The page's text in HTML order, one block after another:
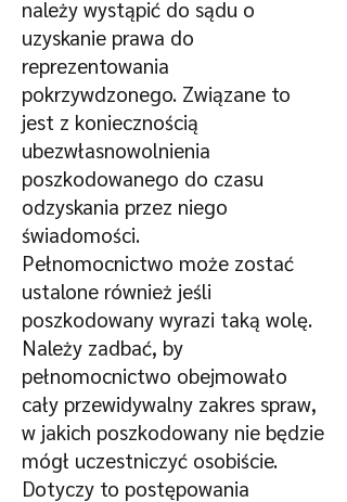
należy wystąpić do sądu o
uzyskanie prawa do
reprezentowania
pokrzywdzonego. Związane to
jest z koniecznością
ubezwłasnowolnienia
poszkodowanego do czasu
odzyskania przez niego
świadomości.
Pełnomocnictwo może zostać
ustalone również jeśli
poszkodowany wyrazi taką wolę.
Należy zadbać, by
pełnomocnictwo obejmowało
cały przewidywalny zakres spraw,
w jakich poszkodowany nie będzie
mógł uczestniczyć osobiście.
Dotyczy to postępowania